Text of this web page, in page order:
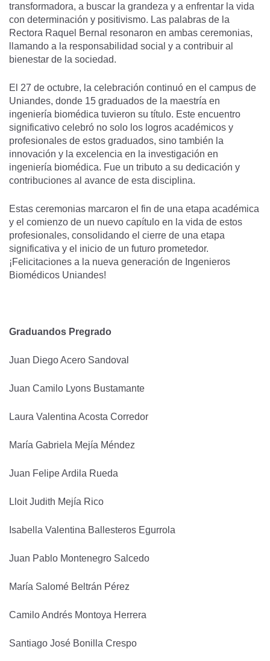
transformadora, a buscar la grandeza y a enfrentar la vida
con determinación y positivismo. Las palabras de la
Rectora Raquel Bernal resonaron en ambas ceremonias,
llamando a la responsabilidad social y a contribuir al
bienestar de la sociedad.
El 27 de octubre, la celebración continuó en el campus de
Uniandes, donde 15 graduados de la maestría en
ingeniería biomédica tuvieron su título. Este encuentro
significativo celebró no solo los logros académicos y
profesionales de estos graduados, sino también la
innovación y la excelencia en la investigación en
ingeniería biomédica. Fue un tributo a su dedicación y
contribuciones al avance de esta disciplina.
Estas ceremonias marcaron el fin de una etapa académica
y el comienzo de un nuevo capítulo en la vida de estos
profesionales, consolidando el cierre de una etapa
significativa y el inicio de un futuro prometedor.
¡Felicitaciones a la nueva generación de Ingenieros
Biomédicos Uniandes!
Graduandos Pregrado
Juan Diego Acero Sandoval
Juan Camilo Lyons Bustamante
Laura Valentina Acosta Corredor
María Gabriela Mejía Méndez
Juan Felipe Ardila Rueda
Lloit Judith Mejía Rico
Isabella Valentina Ballesteros Egurrola
Juan Pablo Montenegro Salcedo
María Salomé Beltrán Pérez
Camilo Andrés Montoya Herrera
Santiago José Bonilla Crespo